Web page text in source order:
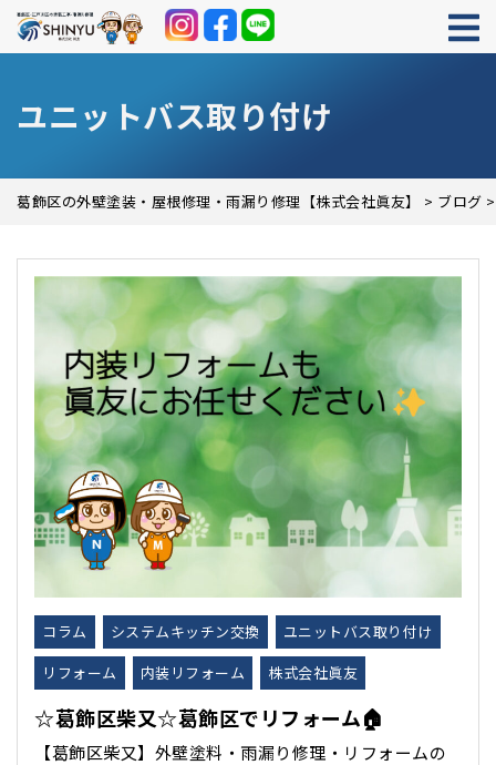
ユニットバス取り付け
葛飾区の外壁塗装・屋根修理・雨漏り修理【株式会社眞友】 > ブログ
コラム システムキッチン交換
ユニットバス取り付け
リフォーム
内装リフォーム 株式会社眞友
☆葛飾区柴又☆葛飾区でリフォーム🏠
【葛飾区柴又】外壁塗料・雨漏り修理・リフォームの